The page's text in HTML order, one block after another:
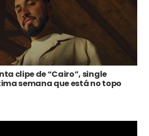
clipe de “Cairo”, single
semana que está no topo